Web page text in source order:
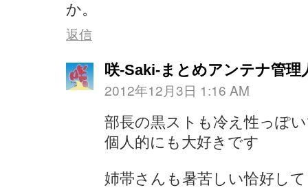
か。
返信
咲-Saki-まとめアンテナ管理
2012年12月3日 1:16 AM
部長の黒ストも冷え性っぽ
個人的にも大好きです
姉帯さんも暑苦しい恰好し